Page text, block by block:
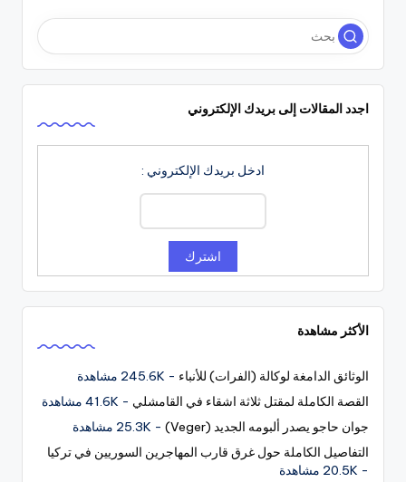
اجدد المقالات إلى بريدك الإلكتروني
ادخل بريدك الإلكتروني :
الأكثر مشاهدة
الوثائق الدامغة لوكالة (الفرات) للأنباء - 245.6K مشاهدة
القصة الكاملة لمقتل ثلاثة اشقاء في القامشلي - 41.6K مشاهدة
جوان حاجو يصدر ألبومه الجديد (Veger)
- 25.3K مشاهدة
التفاصيل الكاملة حول غرق قارب المهاجرين السوريين في تركيا
- 20.5K مشاهدة